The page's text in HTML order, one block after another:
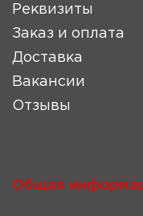
Реквизиты
Заказ и оплата
Доставка
Вакансии
Отзывы
Общая